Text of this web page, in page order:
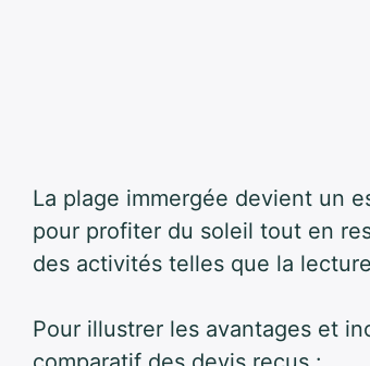
La plage immergée devient un
pour profiter du soleil tout en
des activités telles que la
Pour illustrer les avantages et